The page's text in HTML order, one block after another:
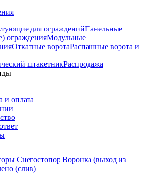
для огражденийПанельные
огражденияМодульные
Откатные воротаРаспашные ворота и
штакетникРаспродажа
и оплата
Снегостопор Воронка (выход из
(слив)